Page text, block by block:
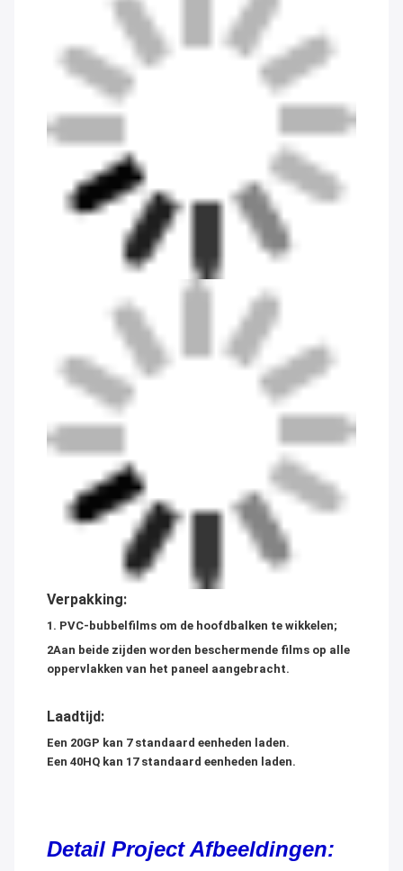
Verpakking:
1. PVC-bubbelfilms om de hoofdbalken te wikkelen;
2Aan beide zijden worden beschermende films op alle
oppervlakken van het paneel aangebracht.
Laadtijd:
Een 20GP kan 7 standaard eenheden laden.
Een 40HQ kan 17 standaard eenheden laden.
Detail Project Afbeeldingen: